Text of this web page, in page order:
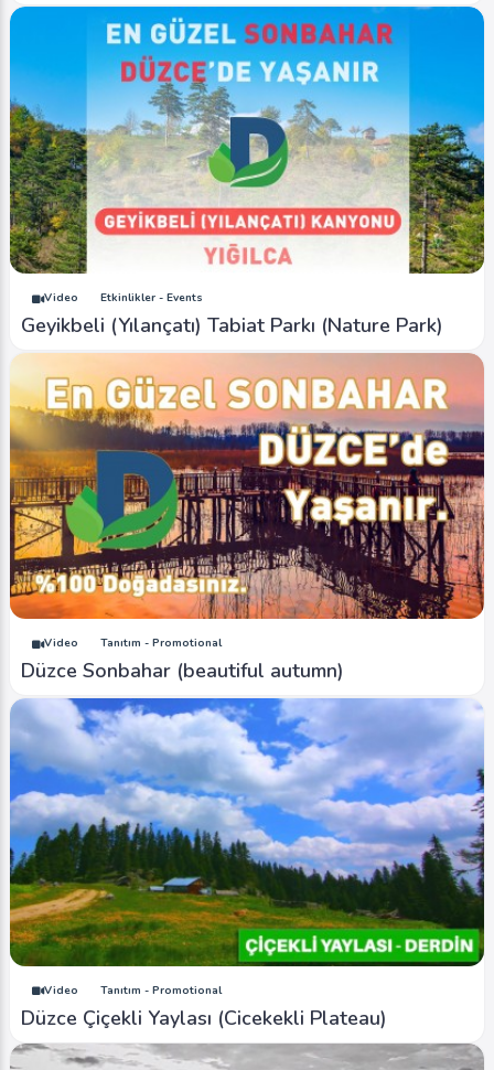
Video Etkinlikler - Events
Geyikbeli (Yılançatı) Tabiat Parkı (Nature Park)
Video Tanıtım - Promotional
Düzce Sonbahar (beautiful autumn)
Video Tanıtım - Promotional
Düzce Çiçekli Yaylası (Cicekekli Plateau)